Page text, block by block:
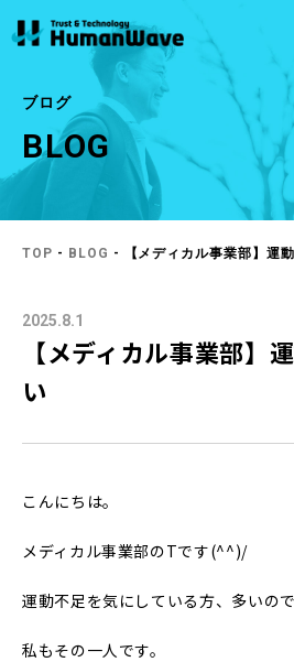
ヒューマンウェイブについ
ン
会社概要
事業内容
半導体 ビルメン
グ・人材（人財）
紹介
システム・ソフト
CONTACT お問い合わせ
お問い合わせ
商
ブログ
BLOG
TOP - BLOG - 【メディカル事業部】運
2025.8.1
【メディカル事業部】
い
こんにちは。
メディカル事業部のTです(^^)/
運動不足を気にしている方、多いの
私もその一人です。